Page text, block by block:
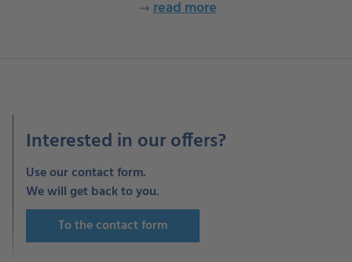
read more
Interested in our offers?
Use our contact form.
We will get back to you.
To the contact form